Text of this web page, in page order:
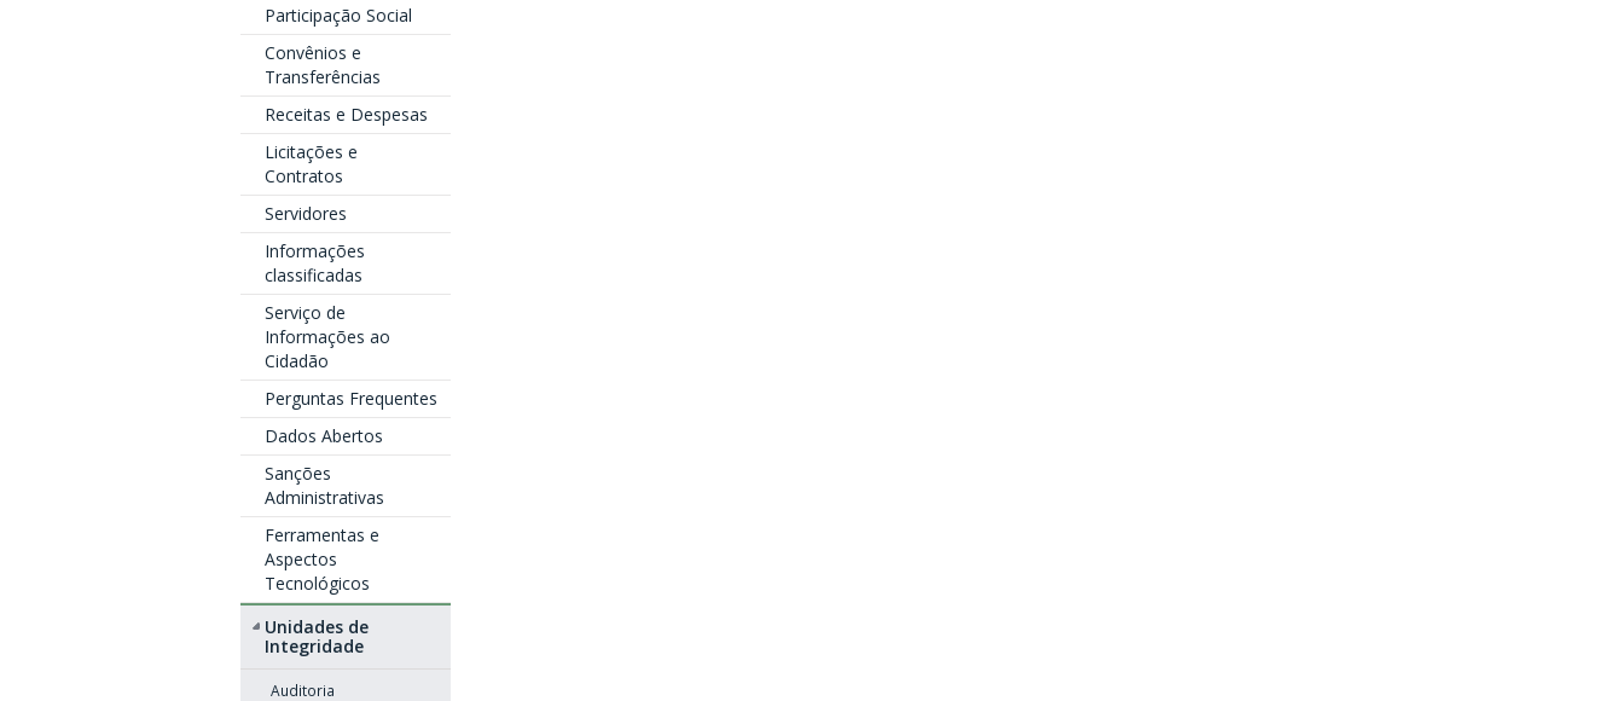
Participação Social
Convênios e
Transferências
Receitas e Despesas
Licitações e
Contratos
Servidores
Informações
classificadas
Serviço de
Informações ao
Cidadão
Perguntas Frequentes
Dados Abertos
Sanções
Administrativas
Ferramentas e
Aspectos
Tecnológicos
Unidades de
Integridade
Auditoria